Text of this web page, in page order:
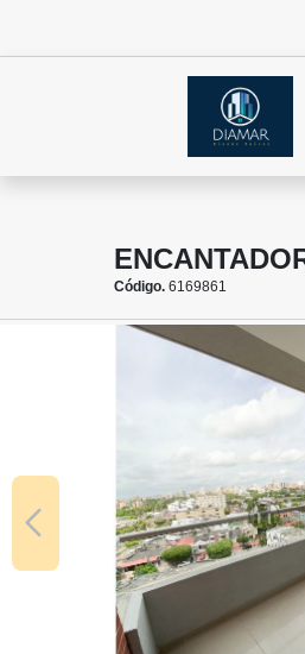
Código. 6169861